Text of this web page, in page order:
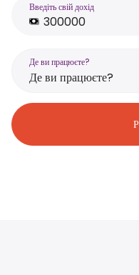
Введіть свій дохід
Де ви працюєте?
Де ви працюєте?